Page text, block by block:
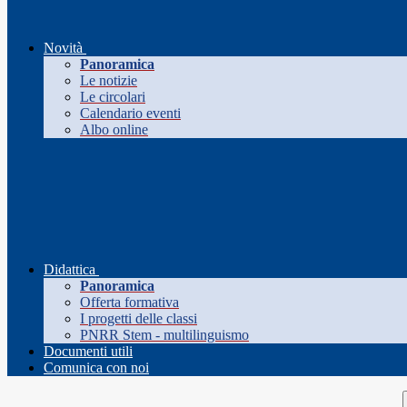
Novità
Panoramica
Le notizie
Le circolari
Calendario eventi
Albo online
Didattica
Panoramica
Offerta formativa
I progetti delle classi
PNRR Stem - multilinguismo
Documenti utili
Comunica con noi